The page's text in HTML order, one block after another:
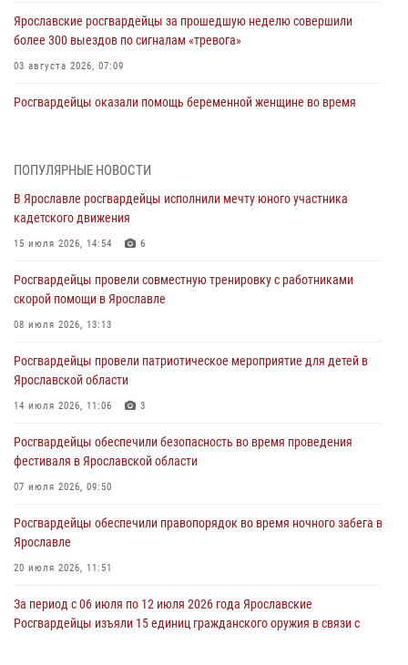
Ярославские росгвардейцы за прошедшую неделю совершили
более 300 выездов по сигналам «тревога»
03 августа 2026, 07:09
Росгвардейцы оказали помощь беременной женщине во время
Росгвардейцы изъяли 41 единицу гражданского оружия в связи с
нарушением законодательства
30 июля 2026, 11:51
В региональном управлении Росгвардии состоялся молебен,
приуроченный к празднику Крещения Руси
28 июля 2026, 14:56
Ярославские росгвардейцы за прошедшую неделю совершили
более 250 выездов по сигналам «Тревога»
27 июля 2026, 08:59
Росгвардейцы обеспечили правопорядок во время массового
забега в Ярославле
27 июля 2026, 07:16
ПОПУЛЯРНЫЕ НОВОСТИ
В Ярославле росгвардейцы исполнили мечту юного участника
кадетского движения
15 июля 2026, 14:54 6
Росгвардейцы провели совместную тренировку с работниками
скорой помощи в Ярославле
08 июля 2026, 13:13
Росгвардейцы провели патриотическое мероприятие для детей в
Ярославской области
14 июля 2026, 11:06 3
Росгвардейцы обеспечили безопасность во время проведения
фестиваля в Ярославской области
07 июля 2026, 09:50
Росгвардейцы обеспечили правопорядок во время ночного забега в
Ярославле
20 июля 2026, 11:51
За период с 06 июля по 12 июля 2026 года Ярославские
Росгвардейцы изъяли 15 единиц гражданского оружия в связи с